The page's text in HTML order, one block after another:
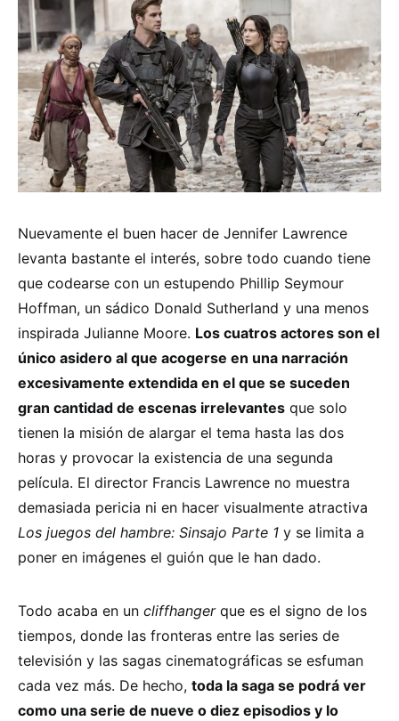
Nuevamente el buen hacer de Jennifer Lawrence
levanta bastante el interés, sobre todo cuando tiene
que codearse con un estupendo Phillip Seymour
Hoffman, un sádico Donald Sutherland y una menos
inspirada Julianne Moore. Los cuatros actores son el
único asidero al que acogerse en una narración
excesivamente extendida en el que se suceden
gran cantidad de escenas irrelevantes que solo
tienen la misión de alargar el tema hasta las dos
horas y provocar la existencia de una segunda
película. El director Francis Lawrence no muestra
demasiada pericia ni en hacer visualmente atractiva
Los juegos del hambre: Sinsajo Parte 1 y se limita a
poner en imágenes el guión que le han dado.
Todo acaba en un cliffhangerque es el signo de los
tiempos, donde las fronteras entre las series de
televisión y las sagas cinematográficas se esfuman
cada vez más. De hecho, toda la saga se podrá ver
como una serie de nueve o diez episodios y lo